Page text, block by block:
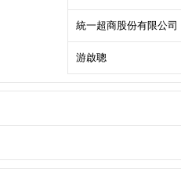
統一超商股份有限公司
游啟聰